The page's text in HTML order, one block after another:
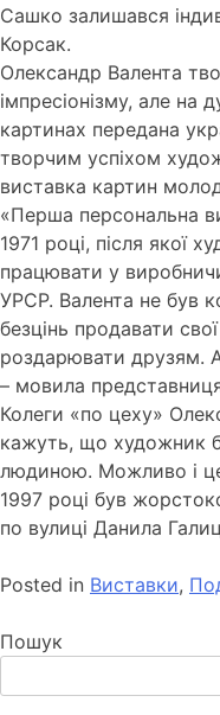
Сашко залишався
Корсак.
Олександр Валента
імпресіонізму, але на
картинах передана
творчим успіхом
виставка картин
«Перша персональна
1971 році, після якої
працювати у
УРСР. Валента не був
безцінь продавати
роздарювати друзям.
– мовила
Колеги «по цеху»
кажуть, що художник
людиною. Можливо і
1997 році був
по вулиці Данила
Posted in Виставки,
Пошук